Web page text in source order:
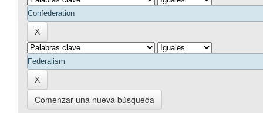
Comenzar una nueva búsqueda